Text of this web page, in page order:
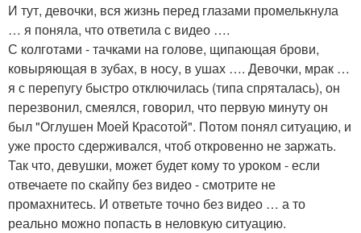
И тут, девочки, вся жизнь перед глазами промелькнула
… я поняла, что ответила с видео ….
С колготами - тачками на голове, щипающая брови,
ковыряющая в зубах, в носу, в ушах …. Девочки, мрак …
я с перепугу быстро отключилась (типа спряталась), он
перезвонил, смеялся, говорил, что первую минуту он
был "Оглушен Моей Красотой". Потом понял ситуацию, и
уже просто сдерживался, чтоб откровенно не заржать.
Так что, девушки, может будет кому то уроком - если
отвечаете по скайпу без видео - смотрите не
промахнитесь. И ответьте точно без видео … а то
реально можно попасть в неловкую ситуацию.